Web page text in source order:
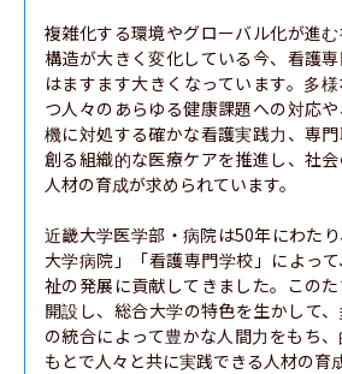
複雑化する環境やグローバル化が進
構造が大きく変化している今、看護
はますます大きくなっています。多
つ人々のあらゆる健康課題への対応
機に対処する確かな看護実践力、専
創る組織的な医療ケアを推進し、社
人材の育成が求められています。
近畿大学医学部・病院は50年にわた
大学病院」「看護専門学校」によっ
祉の発展に貢献してきました。この
開設し、総合大学の特色を生かして
の統合によって豊かな人間力をもち
もとで人々と共に実践できる人材の育